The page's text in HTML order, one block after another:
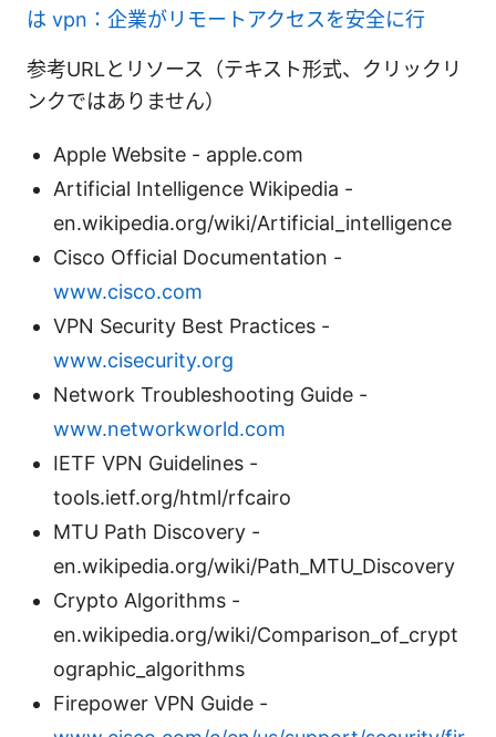
は vpn：企業がリモートアクセスを安全に行
参考URLとリソース（テキスト形式、クリックリ
ンクではありません）
Apple Website - apple.com
Artificial Intelligence Wikipedia -
en.wikipedia.org/wiki/Artificial_intelligence
Cisco Official Documentation -
www.cisco.com
VPN Security Best Practices -
www.cisecurity.org
Network Troubleshooting Guide -
www.networkworld.com
IETF VPN Guidelines -
tools.ietf.org/html/rfcairo
MTU Path Discovery -
en.wikipedia.org/wiki/Path_MTU_Discovery
Crypto Algorithms -
en.wikipedia.org/wiki/Comparison_of_crypt
ographic_algorithms
Firepower VPN Guide -